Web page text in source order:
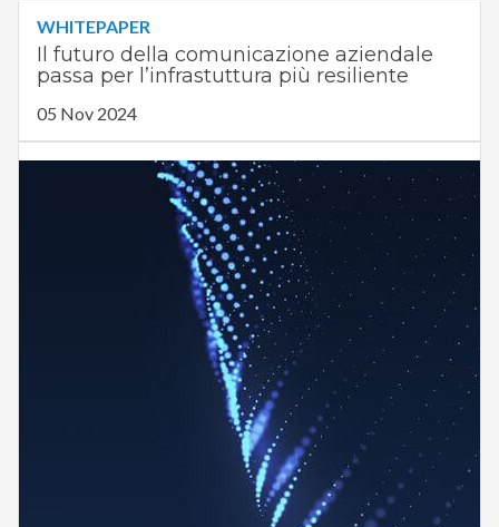
WHITEPAPER
Il futuro della comunicazione aziendale
passa per l’infrastuttura più resiliente
05 Nov 2024